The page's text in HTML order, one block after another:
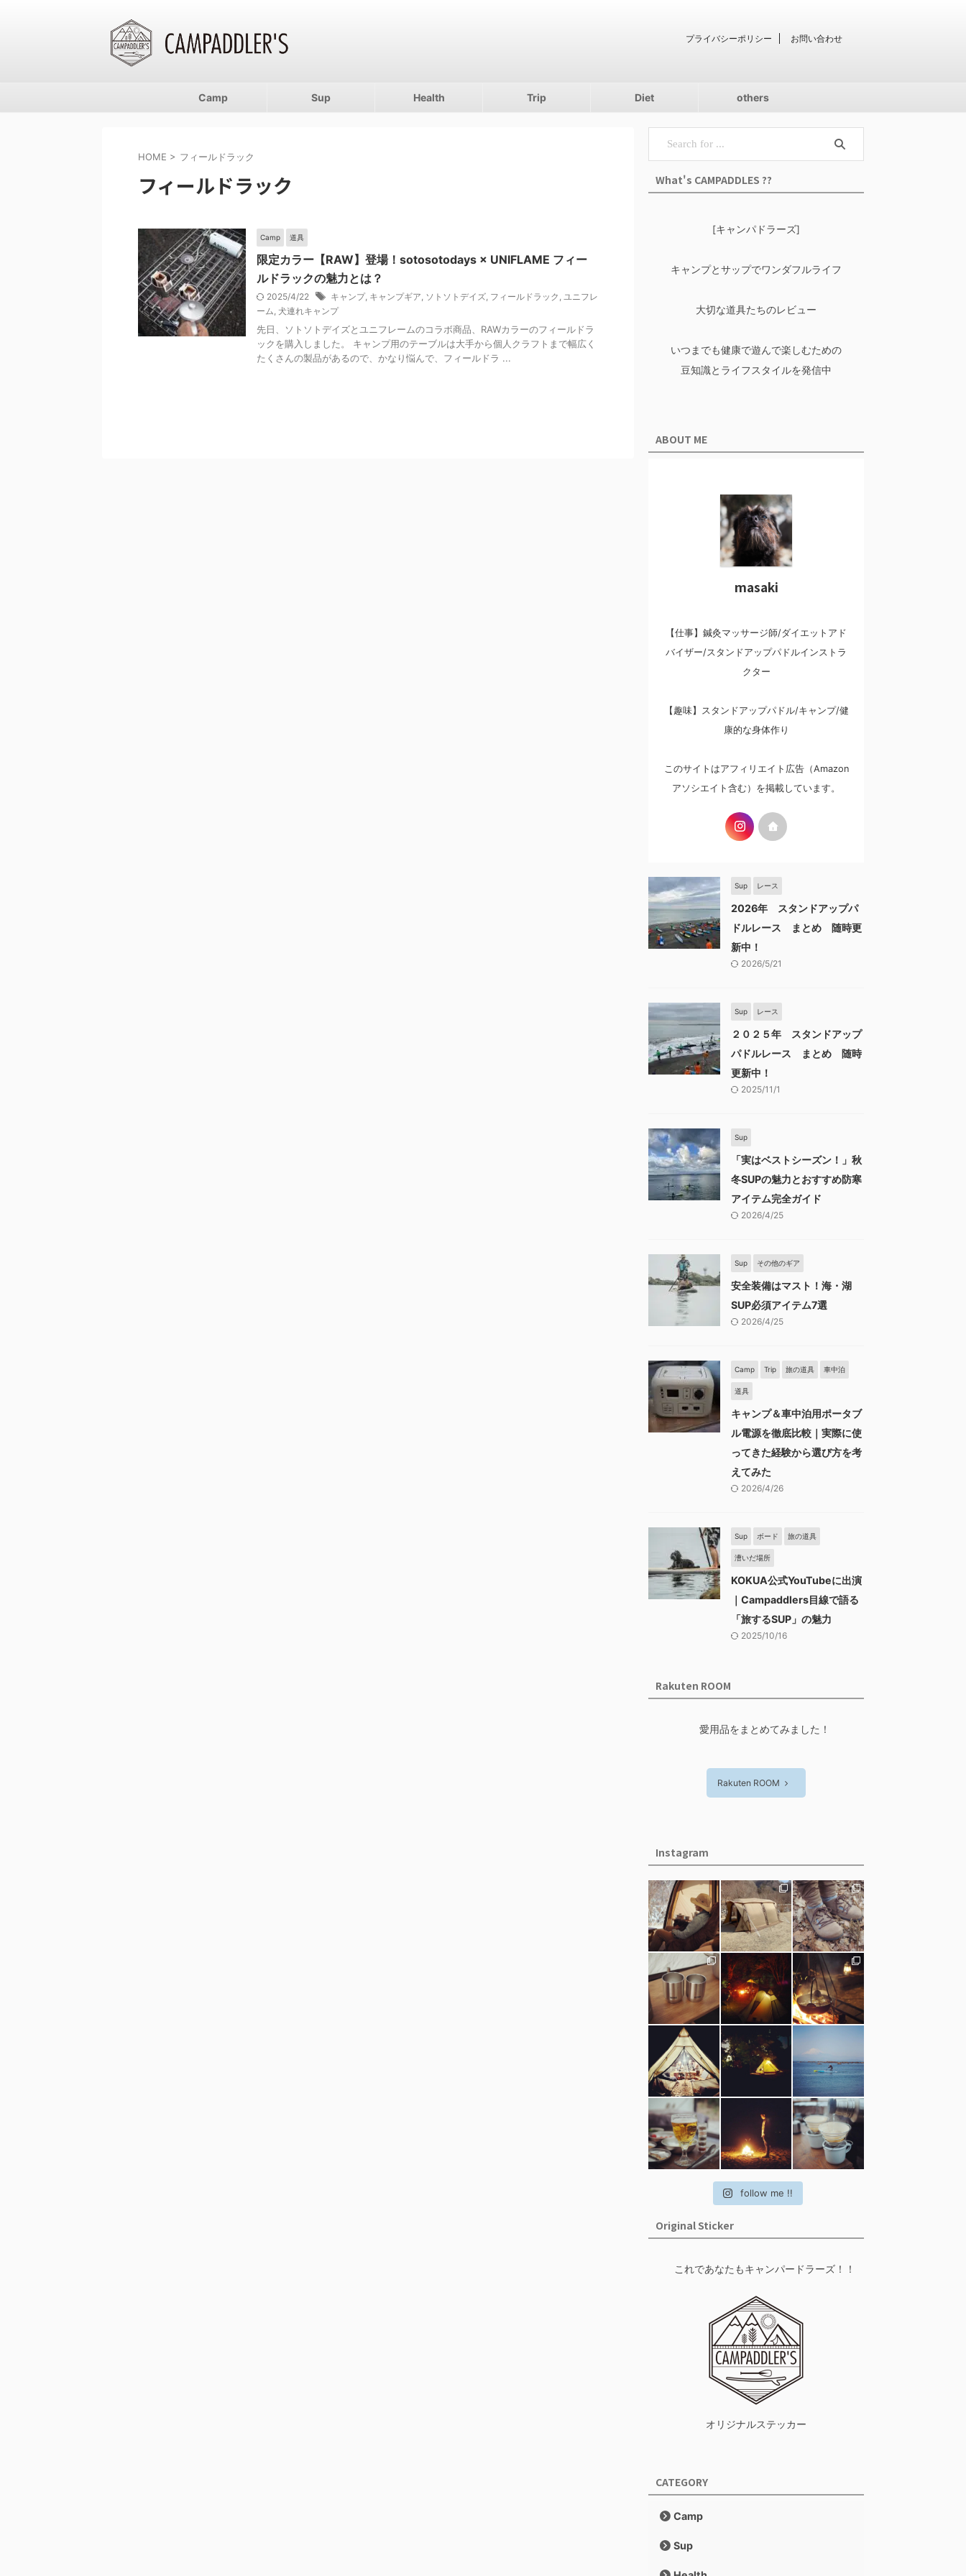
プライバシーポリシー お問い合わせ
Camp Sup Health Trip Diet others
HOME > フィールドラック
フィールドラック
Camp 道具
限定カラー【RAW】登場！sotosotodays × UNIFLAME フィー
ルドラックの魅力とは？
2025/4/22 キャンプ, キャンプギア ソトソトデイズ フィールドラック
ユニフレ
ーム 犬連れキャンプ
先日、ソトソトデイズとユニフレームのコラボ商品、RAWカラーのフィールドラ
ックを購入しました。 キャンプ用のテーブルは大手から個人クラフトまで幅広く
たくさんの製品があるので、かなり悩んで、フィールドラ ...
What's CAMPADDLES ??
[キャンパドラーズ]
キャンプとサップでワンダフルライフ
大切な道具たちのレビュー
いつまでも健康で遊んで楽しむための
豆知識とライフスタイルを発信中
ABOUT ME
masaki
【仕事】鍼灸マッサージ師/ダイエットアド
バイザー/スタンドアップパドルインストラ
クター
【趣味】スタンドアップパドル/キャンプ/健
康的な身体作り
このサイトはアフィリエイト広告（Amazon
アソシエイト含む）を掲載しています。
Sup レース
2026年 スタンドアップパ
ドルレース まとめ 随時更
新中！
2026/5/21
Sup レース
２０２５年 スタンドアップ
パドルレース まとめ 随時
更新中！
2025/11/1
Sup
「実はベストシーズン！」秋
冬SUPの魅力とおすすめ防寒
アイテム完全ガイド
2026/4/25
Sup その他のギア
安全装備はマスト！海・湖
SUP必須アイテム7選
2026/4/25
Camp Trip 旅の道具 車中泊
道具
キャンプ＆車中泊用ポータブ
ル電源を徹底比較｜実際に使
ってきた経験から選び方を考
えてみた
2026/4/26
Sup ボード 旅の道具
漕いだ場所
KOKUA公式YouTubeに出演
｜Campaddlers目線で語る
「旅するSUP」の魅力
2025/10/16
Rakuten ROOM
愛用品をまとめてみました！
Rakuten ROOM
Instagram
follow me !!
Original Sticker
これであなたもキャンパードラーズ！！
オリジナルステッカー
CATEGORY
Camp
Sup